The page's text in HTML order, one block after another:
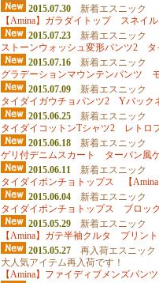
2015.07.30新着エスニック
【Amina】ガラダイトップ
スネイ
2015.07.23新着エスニック
ストーンウォッシュ変形パンツ2
タ
2015.07.16新着エスニック
グラデーションマウンテンパンツ
2015.07.09新着エスニック
タイダイガウチョパンツ2
Yバック
2015.06.25新着エスニック
タイダイコットンTシャツ2
レトロ
2015.06.18新着エスニック
ゲリ付デニムスカート
ターバン風
2015.06.11新着エスニック
タイダイポンチョトップス
【
2015.06.04新着エスニック
タイダイポンチョトップス
ブロッ
2015.05.29新着エスニック
【Amina】ガテ半袖クルタ
プリン
2015.05.27再入荷エスニック
大人気アイテム再入荷です！
【Amina】ファイディブメンズパンツ